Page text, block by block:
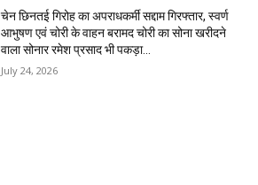
चेन छिनतई गिरोह का अपराधकर्मी सद्दाम गिरफ्तार, स्वर्ण
आभुषण एवं चोरी के वाहन बरामद चोरी का सोना खरीदने
वाला सोनार रमेश प्रसाद भी पकड़ा...
July 24, 2026